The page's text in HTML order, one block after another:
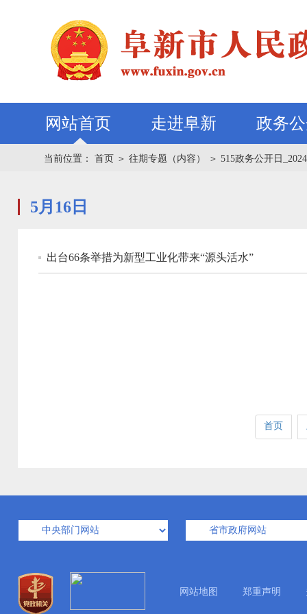
网站首页 走进阜新 政务
当前位置： 首页 ＞ 往期专题（内容） ＞ 515政务公开日_2024
5月16日
出台66条举措为新型工业化带来“源头活水”
首页
网站地图 郑重声明